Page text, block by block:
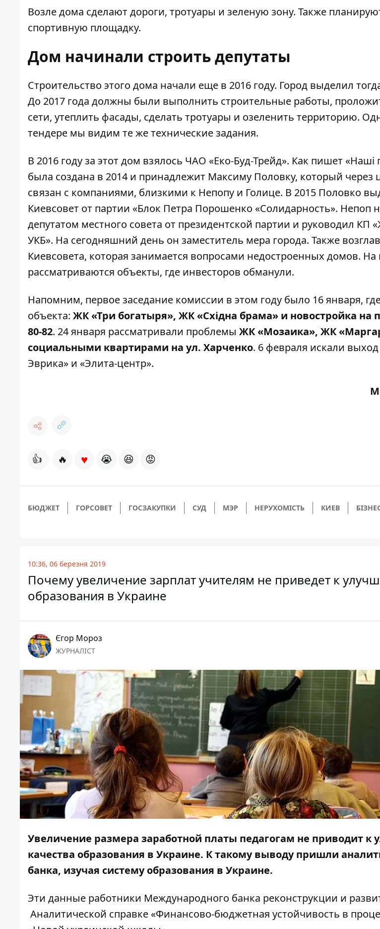
Возле дома сделают дороги, тротуары и зеленую зону. Также
спортивную площадку.
Дом начинали строить депутаты
Строительство этого дома начали еще в 2016 году. Город выделил
До 2017 года должны были выполнить строительные работы,
сети, утеплить фасады, сделать тротуары и озеленить территорию.
тендере мы видим те же технические задания.
В 2016 году за этот дом взялось ЧАО «Еко-Буд-Трейд». Как пишет «Наші
была создана в 2014 и принадлежит Максиму Половку, который через
связан с компаниями, близкими к Непопу и Голице. В 2015 Половко
Киевсовет от партии «Блок Петра Порошенко «Солидарность». Непоп
депутатом местного совета от президентской партии и руководил КП
УКБ». На сегодняшний день он заместитель мера города. Также
Киевсовета, которая занимается вопросами недостроенных домов.
рассматриваются объекты, где инвесторов обманули.
Напомним, первое заседание комиссии в этом году было 16 января,
объекта: ЖК «Три богатыря», ЖК «Східна брама» и новостройка на
80-82. 24 января рассматривали проблемы ЖК «Мозаика», ЖК
социальными квартирами на ул. Харченко. 6 февраля искали
Эврика» и «Элита-центр».
👍 🔥 ♥ 😭 😆 😡
БЮДЖЕТ ГОРСОВЕТ ГОСЗАКУПКИ СУД МЭР НЕРУХОМІСТЬ КИЕВ
10:36, 06 березня 2019
Почему увеличение зарплат учителям не приведет к
образования в Украине
Єгор Мороз
ЖУРНАЛІСТ
Увеличение размера заработной платы педагогам не приводит к
качества образования в Украине. К такому выводу пришли
банка, изучая систему образования в Украине.
Эти данные работники Международного банка реконструкции и
Аналитической справке «Финансово-бюджетная устойчивость в